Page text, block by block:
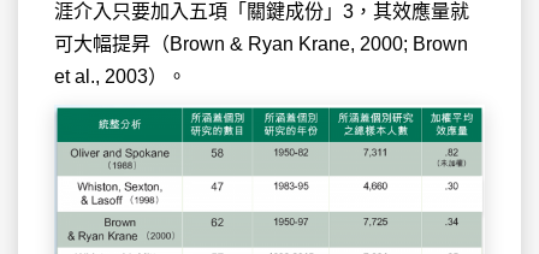
涯介入只要加入五項「關鍵成份」3，其效應量就
可大幅提昇（Brown & Ryan Krane, 2000; Brown
et al., 2003）。